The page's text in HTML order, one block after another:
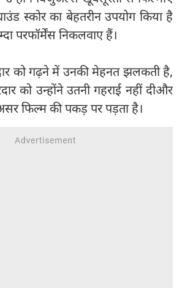
स्कोर का बेहतरीन उपयोग किया है
परफॉर्मेंस निकलवाए हैं।
को गढ़ने में उनकी मेहनत झलकती है,
को उन्होंने उतनी गहराई नहीं दीऔर
फिल्म की पकड़ पर पड़ता है।